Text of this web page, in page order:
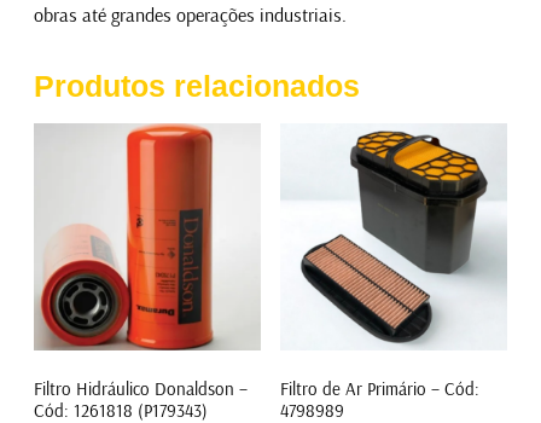
obras até grandes operações industriais.
Produtos relacionados
Filtro Hidráulico Donaldson –
Cód: 1261818 (P179343)
Filtro de Ar Primário – Cód:
4798989